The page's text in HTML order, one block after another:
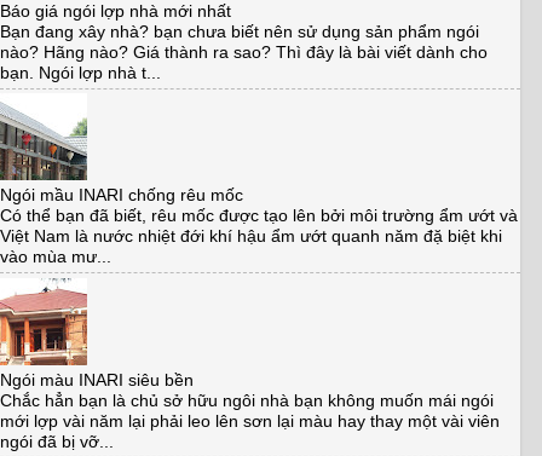
Báo giá ngói lợp nhà mới nhất
Bạn đang xây nhà? bạn chưa biết nên sử dụng sản phẩm ngói
nào? Hãng nào? Giá thành ra sao? Thì đây là bài viết dành cho
bạn. Ngói lợp nhà t...
Ngói mầu INARI chống rêu mốc
Có thể bạn đã biết, rêu mốc được tạo lên bởi môi trường ẩm ướt và
Việt Nam là nước nhiệt đới khí hậu ẩm ướt quanh năm đặ biệt khi
vào mùa mư...
Ngói màu INARI siêu bền
Chắc hẳn bạn là chủ sở hữu ngôi nhà bạn không muốn mái ngói
mới lợp vài năm lại phải leo lên sơn lại màu hay thay một vài viên
ngói đã bị vỡ...